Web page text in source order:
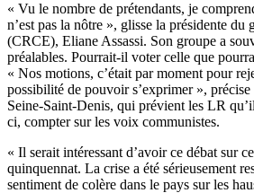
« Vu le nombre de prétendants, je
n’est pas la nôtre », glisse la présidente du
(CRCE), Eliane Assassi. Son groupe a
préalables. Pourrait-il voter celle que
« Nos motions, c’était par moment pour
possibilité de pouvoir s’exprimer »,
Seine-Saint-Denis, qui prévient les LR
ci, compter sur les voix communistes.
« Il serait intéressant d’avoir ce débat sur
quinquennat. La crise a été sérieusement
sentiment de colère dans le pays sur les